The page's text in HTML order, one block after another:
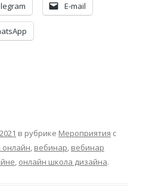
E-mail
в рубрике Мероприятия с
онлайн, вебинар, вебинар
, онлайн школа дизайна.